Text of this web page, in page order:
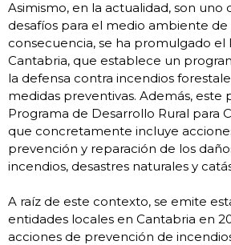
Asimismo, en la actualidad, son uno
desafíos para el medio ambiente de
consecuencia, se ha promulgado el
Cantabria, que establece un
la defensa contra incendios
medidas preventivas. Además, este
Programa de Desarrollo Rural para
que concretamente incluye
prevención y reparación de los
incendios, desastres naturales y
A raíz de este contexto, se emite
entidades locales en Cantabria en
acciones de prevención de